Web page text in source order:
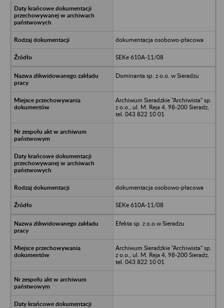
dokumentacja osobowo-płacowa
SEKe 610A-11/08
Dominanta sp. z o.o. w Sieradzu
Archiwum Sieradzkie "Archiwista" sp.
z o.o., ul. M. Reja 4, 98-200 Sieradz,
tel. 043 822 10 01
dokumentacja osobowo-płacowa
SEKe 610A-11/08
Efekta sp. z o.o.w Sieradzu
Archiwum Sieradzkie "Archiwista" sp.
z o.o., ul. M. Reja 4, 98-200 Sieradz,
tel. 043 822 10 01